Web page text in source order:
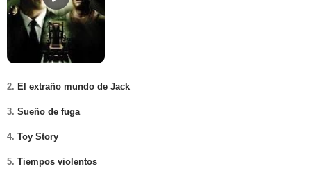
2. El extraño mundo de Jack
3. Sueño de fuga
4. Toy Story
5. Tiempos violentos